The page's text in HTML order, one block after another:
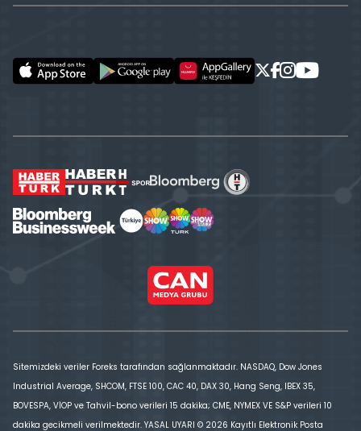
Sitemizdeki veriler Foreks tarafından sağlanmaktadır. NASDAQ, Dow Jones
Industrial Average, SHCOM, FTSE 100, CAC 40, DAX 30, Hang Seng, IBEX 35,
BOVESPA, VİOP ve Tahvil-bono verileri 15 dakika; CME, NYMEX VE S&P verileri 10
dakika gecikmeli verilmektedir. YASAL UYARI © 2026 Kayıtlı Elektronik Posta